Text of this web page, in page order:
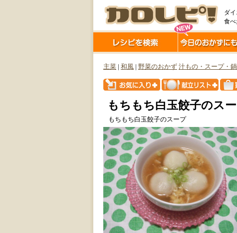
ダ
食
主菜 和風 野菜のおかず 汁もの・スープ・
もちもち白玉餃子のス
もちもち白玉餃子のスープ